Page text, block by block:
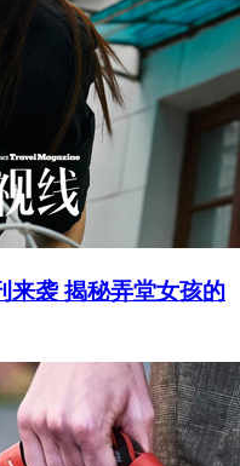
来袭 揭秘弄堂女孩的